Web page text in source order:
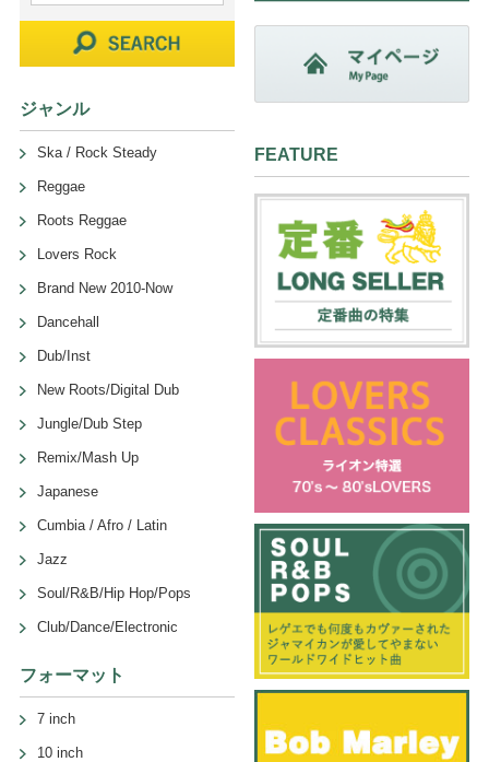
ジャンル
Ska / Rock Steady
Reggae
Roots Reggae
Lovers Rock
Brand New 2010-Now
Dancehall
Dub/Inst
New Roots/Digital Dub
Jungle/Dub Step
Remix/Mash Up
Japanese
Cumbia / Afro / Latin
Jazz
Soul/R&B/Hip Hop/Pops
Club/Dance/Electronic
フォーマット
7 inch
10 inch
FEATURE